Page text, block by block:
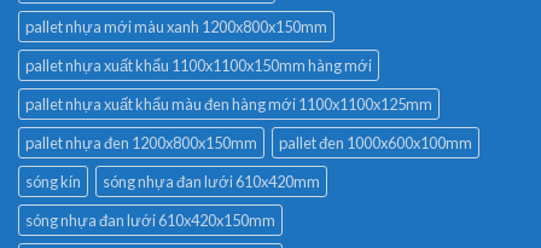
pallet nhựa mới màu xanh 1200x800x150mm
pallet nhựa xuất khẩu 1100x1100x150mm hàng mới
pallet nhựa xuất khẩu màu đen hàng mới 1100x1100x125mm
pallet nhựa đen 1200x800x150mm
pallet đen 1000x600x100mm
sóng kín
sóng nhựa đan lưới 610x420mm
sóng nhựa đan lưới 610x420x150mm